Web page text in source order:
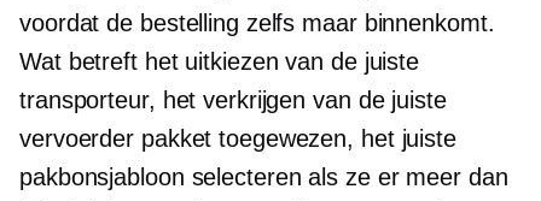
voordat de bestelling zelfs maar binnenkomt.
Wat betreft het uitkiezen van de juiste
transporteur, het verkrijgen van de juiste
vervoerder pakket toegewezen, het juiste
pakbonsjabloon selecteren als ze er meer dan